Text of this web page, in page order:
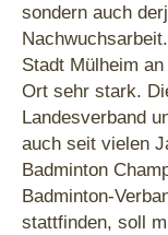
sondern auch
Stadt Mülheim
Ort sehr stark.
Landesverband
auch seit vielen
Badminton
Badminton-
stattfinden, soll